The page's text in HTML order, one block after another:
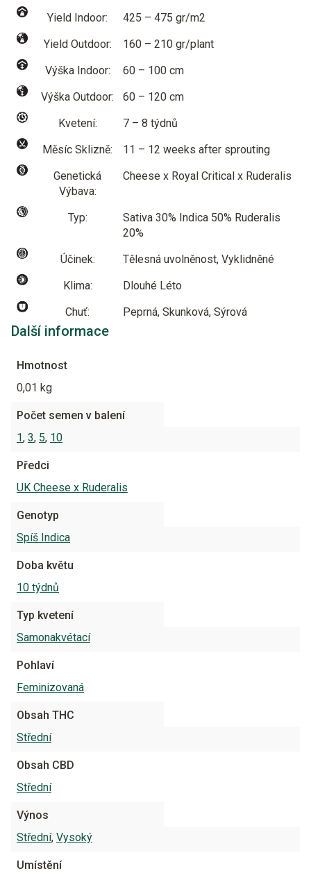
Yield Indoor:
425 – 475 gr/m2
Yield Outdoor:
160 – 210 gr/plant
Výška Indoor:
60 – 100 cm
Výška Outdoor:
60 – 120 cm
Kvetení:
7 – 8 týdnů
Měsíc Sklizně:
11 – 12 weeks after sprouting
Genetická
Výbava:
Cheese x Royal Critical x Ruderalis
Typ:
Sativa 30% Indica 50% Ruderalis
20%
Účinek:
Tělesná uvolněnost, Vyklidněné
Klima:
Dlouhé Léto
Chuť:
Peprná, Skunková, Sýrová
Další informace
Hmotnost
0,01 kg
Počet semen v balení
1, 3, 5, 10
Předci
UK Cheese x Ruderalis
Genotyp
Spíš Indica
Doba květu
10 týdnů
Typ kvetení
Samonakvétací
Pohlaví
Feminizovaná
Obsah THC
Střední
Obsah CBD
Střední
Výnos
Střední, Vysoký
Umístění